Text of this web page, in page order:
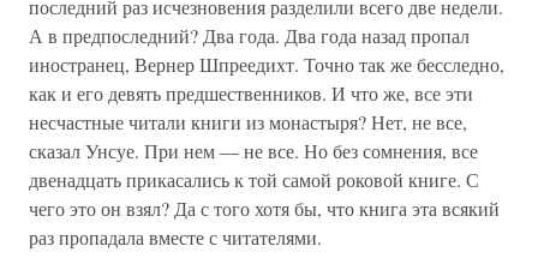
последний раз исчезновения разделили всего две недели.
А в предпоследний? Два года. Два года назад пропал
иностранец, Вернер Шпреедихт. Точно так же бесследно,
как и его девять предшественников. И что же, все эти
несчастные читали книги из монастыря? Нет, не все,
сказал Унсуе. При нем — не все. Но без сомнения, все
двенадцать прикасались к той самой роковой книге. С
чего это он взял? Да с того хотя бы, что книга эта всякий
раз пропадала вместе с читателями.